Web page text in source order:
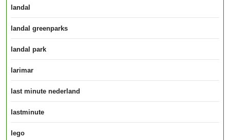
landal
landal greenparks
landal park
larimar
last minute nederland
lastminute
lego